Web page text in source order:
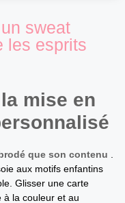
sweat
les esprits
mise en
que son contenu
aux motifs enfantins
Glisser une carte
à la couleur et au